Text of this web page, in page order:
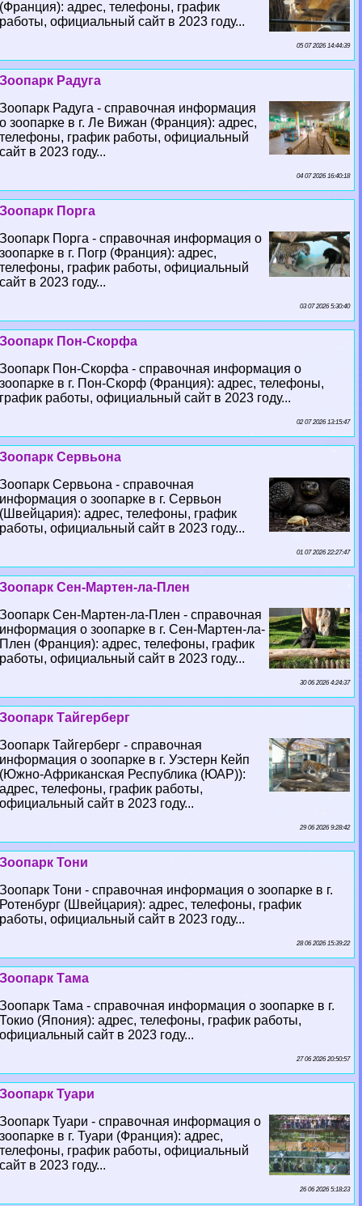
(Франция): адрес, телефоны, график
работы, официальный сайт в 2023 году...
05 07 2026 14:44:39
Зоопарк Радуга
Зоопарк Радуга - справочная информация
о зоопарке в г. Ле Вижан (Франция): адрес,
телефоны, график работы, официальный
сайт в 2023 году...
04 07 2026 16:40:18
Зоопарк Порга
Зоопарк Порга - справочная информация о
зоопарке в г. Погр (Франция): адрес,
телефоны, график работы, официальный
сайт в 2023 году...
03 07 2026 5:30:40
Зоопарк Пон-Скорфа
Зоопарк Пон-Скорфа - справочная информация о
зоопарке в г. Пон-Скорф (Франция): адрес, телефоны,
график работы, официальный сайт в 2023 году...
02 07 2026 13:15:47
Зоопарк Сервьона
Зоопарк Сервьона - справочная
информация о зоопарке в г. Сервьон
(Швейцария): адрес, телефоны, график
работы, официальный сайт в 2023 году...
01 07 2026 22:27:47
Зоопарк Сен-Мартен-ла-Плен
Зоопарк Сен-Мартен-ла-Плен - справочная
информация о зоопарке в г. Сен-Мартен-ла-
Плен (Франция): адрес, телефоны, график
работы, официальный сайт в 2023 году...
30 06 2026 4:24:37
Зоопарк Тайгерберг
Зоопарк Тайгерберг - справочная
информация о зоопарке в г. Уэстерн Кейп
(Южно-Африканская Республика (ЮАР)):
адрес, телефоны, график работы,
официальный сайт в 2023 году...
29 06 2026 9:28:42
Зоопарк Тони
Зоопарк Тони - справочная информация о зоопарке в г.
Ротенбург (Швейцария): адрес, телефоны, график
работы, официальный сайт в 2023 году...
28 06 2026 15:39:22
Зоопарк Тама
Зоопарк Тама - справочная информация о зоопарке в г.
Токио (Япония): адрес, телефоны, график работы,
официальный сайт в 2023 году...
27 06 2026 20:50:57
Зоопарк Туари
Зоопарк Туари - справочная информация о
зоопарке в г. Туари (Франция): адрес,
телефоны, график работы, официальный
сайт в 2023 году...
26 06 2026 5:18:23